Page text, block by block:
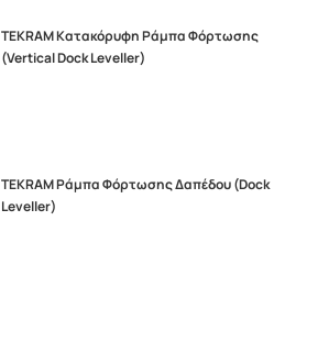
TEKRAM Κατακόρυφη Ράμπα Φόρτωσης
(Vertical Dock Leveller)
TEKRAM Ράμπα Φόρτωσης Δαπέδου (Dock
Leveller)